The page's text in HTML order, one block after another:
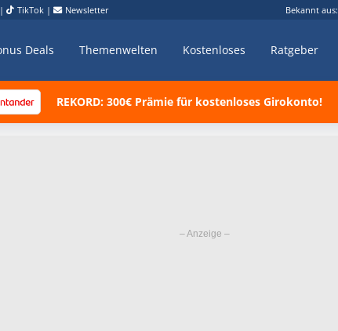
| TikTok | Newsletter Bekannt aus:
Deals Themenwelten Kostenloses Ratgeber
REKORD: 300€ Prämie für kostenloses Girokonto!